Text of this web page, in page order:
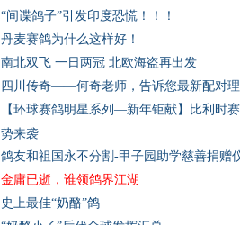
“间谍鸽子”引发印度恐慌！！！
丹麦赛鸽为什么这样好！
南北双飞 一日两冠 北欧海盗再出发
四川传奇——何奇老师，告诉您最新配对
【环球赛鸽明星系列—新年钜献】比利时
势来袭
鸽友和祖国永不分割-甲子园助学慈善捐赠
金庸已逝，谁领鸽界江湖
史上最佳“奶酪”鸽